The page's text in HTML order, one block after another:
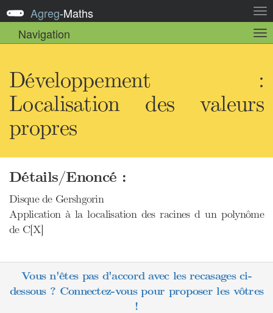
la
Agreg-Maths
Navigation
la
Développement :
Localisation des valeurs
propres
Détails/Enoncé :
Disque de Gershgorin
Application à la localisation des racines d un polynôme
de C[X]
Vous n'êtes pas d'accord avec les recasages ci-
dessous ? Connectez-vous pour proposer les vôtres
!